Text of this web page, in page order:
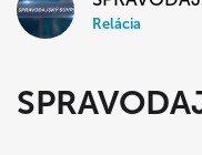
Relácia